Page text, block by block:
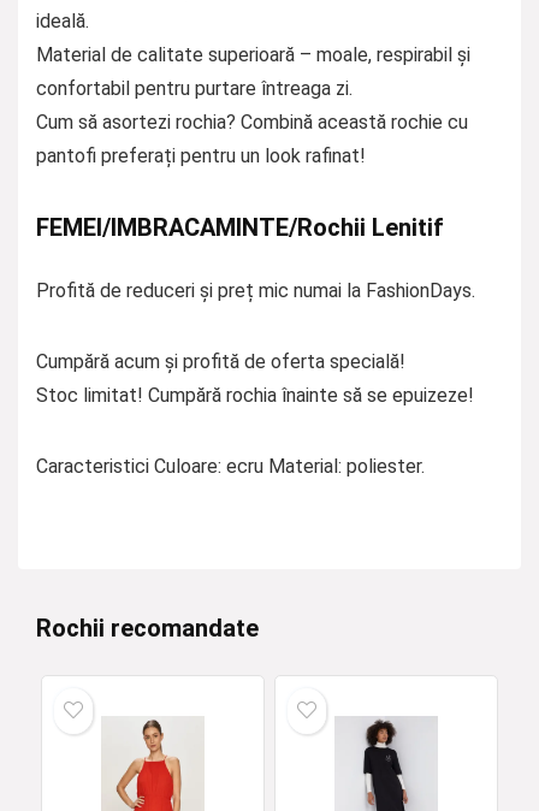
ideală.
Material de calitate superioară – moale, respirabil și
confortabil pentru purtare întreaga zi.
Cum să asortezi rochia? Combină această rochie cu
pantofi preferați pentru un look rafinat!
FEMEI/IMBRACAMINTE/Rochii Lenitif
Profită de reduceri și preț mic numai la FashionDays.
Cumpără acum și profită de oferta specială!
Stoc limitat! Cumpără rochia înainte să se epuizeze!
Caracteristici Culoare: ecru Material: poliester.
Rochii recomandate